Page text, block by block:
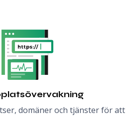
domäner och tjänster för att